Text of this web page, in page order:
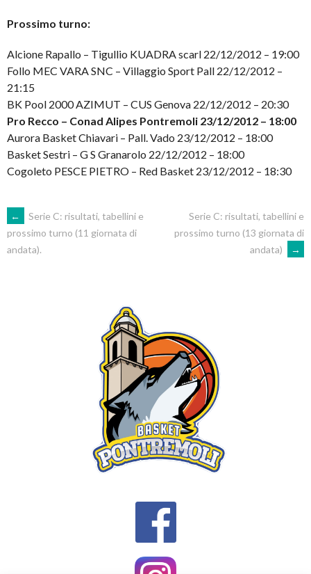
Prossimo turno:
Alcione Rapallo – Tigullio KUADRA scarl 22/12/2012 – 19:00
Follo MEC VARA SNC – Villaggio Sport Pall 22/12/2012 –
21:15
BK Pool 2000 AZIMUT – CUS Genova 22/12/2012 – 20:30
Pro Recco – Conad Alipes Pontremoli 23/12/2012 – 18:00
Aurora Basket Chiavari – Pall. Vado 23/12/2012 – 18:00
Basket Sestri – G S Granarolo 22/12/2012 – 18:00
Cogoleto PESCE PIETRO – Red Basket 23/12/2012 – 18:30
POST
NAVIGATION
←
Serie C: risultati, tabellini e
prossimo turno (11 giornata di
andata).
Serie C: risultati, tabellini e
prossimo turno (13 giornata di
andata)
→